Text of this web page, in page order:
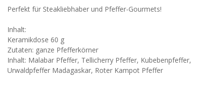
Perfekt für Steakliebhaber und Pfeffer-Gourmets!
Inhalt:
Keramikdose 60 g
Zutaten: ganze Pfefferkörner
Inhalt: Malabar Pfeffer, Tellicherry Pfeffer, Kubebenpfeffer,
Urwaldpfeffer Madagaskar, Roter Kampot Pfeffer